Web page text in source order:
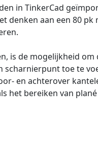
in TinkerCad
denken aan een 80 pk
is de mogelijkheid
toe te
en achterover
het bereiken van